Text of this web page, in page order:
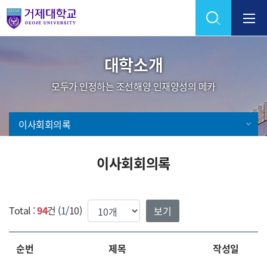
Skip Menu
대학소개
모두가 인정하는 조선해양 인재양성의 메카
이사회회의록
이사회회의록
Total :94건 (1/10) 한번에 보여질 게시물 갯수
순번 제목 작성일